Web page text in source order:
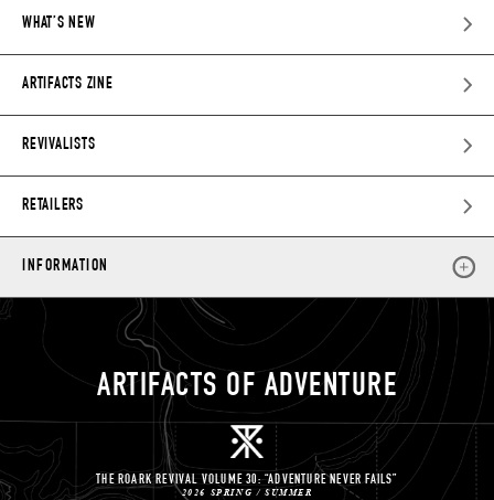
WHAT’S NEW
ARTIFACTS ZINE
REVIVALISTS
RETAILERS
INFORMATION
ARTIFACTS OF ADVENTURE
THE ROARK REVIVAL VOLUME 30: “ADVENTURE NEVER FAILS”
2026 SPRING / SUMMER